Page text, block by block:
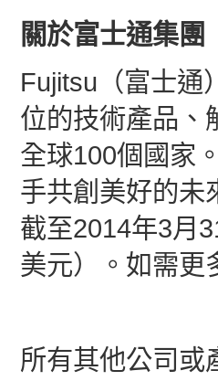
關於富士通集團
Fujitsu（富士通
位的技術產品、
全球100個國家
手共創美好的未
截至2014年3月
美元）。如需更
所有其他公司或